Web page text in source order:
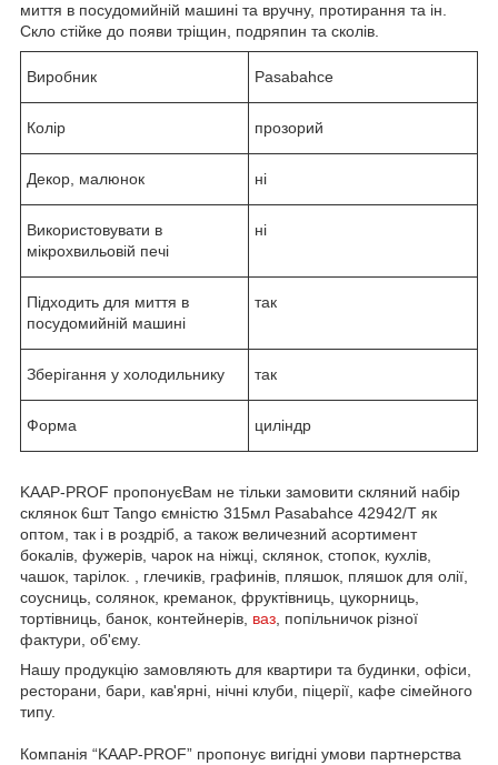
миття в посудомийній машині та вручну, протирання та ін.
Скло стійке до появи тріщин, подряпин та сколів.
Виробник Pasabahce
Колір прозорий
Декор, малюнок ні
Використовувати в
мікрохвильовій печі
ні
Підходить для миття в
посудомийній машині
так
Зберігання у холодильнику так
Форма циліндр
KAAP-PROF пропонуєВам не тільки замовити скляний набір
склянок 6шт Tango ємністю 315мл Pasabahce 42942/T як
оптом, так і в роздріб, а також величезний асортимент
бокалів, фужерів, чарок на ніжці, склянок, стопок, кухлів,
чашок, тарілок. , глечиків, графинів, пляшок, пляшок для олії,
соусниць, солянок, креманок, фруктівниць, цукорниць,
тортівниць, банок, контейнерів, ваз, попільничок різної
фактури, об'єму.
Нашу продукцію замовляють для квартири та будинки, офіси,
ресторани, бари, кав'ярні, нічні клуби, піцерії, кафе сімейного
типу.
Компанія “KAAP-PROF” пропонує вигідні умови партнерства